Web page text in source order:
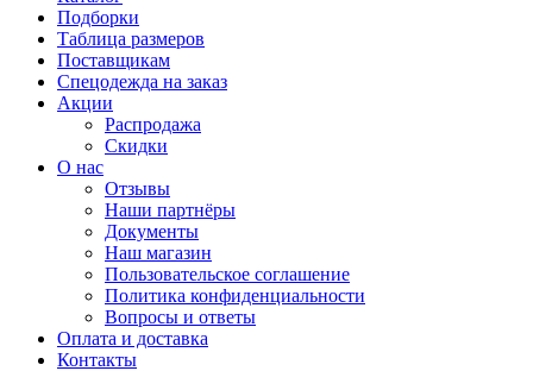
Подборки
Таблица размеров
Поставщикам
Спецодежда на заказ
Акции
Распродажа
Скидки
О нас
Отзывы
Наши партнёры
Документы
Наш магазин
Пользовательское соглашение
Политика конфиденциальности
Вопросы и ответы
Оплата и доставка
Контакты